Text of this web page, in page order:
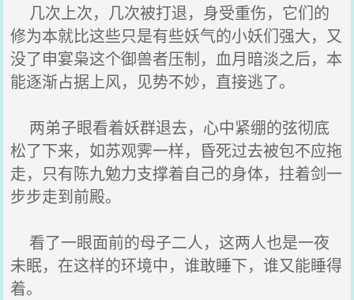
几次上次，几次被打退，身受重伤，它们的
修为本就比这些只是有些妖气的小妖们强大，又
没了申宴枭这个御兽者压制，血月暗淡之后，本
能逐渐占据上风，见势不妙，直接逃了。
两弟子眼看着妖群退去，心中紧绷的弦彻底
松了下来，如苏观霁一样，昏死过去被包不应拖
走，只有陈九勉力支撑着自己的身体，拄着剑一
步步走到前殿。
看了一眼面前的母子二人，这两人也是一夜
未眠，在这样的环境中，谁敢睡下，谁又能睡得
着。